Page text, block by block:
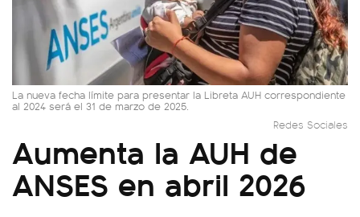
La nueva fecha límite para presentar la Libreta AUH correspondiente
al 2024 será el 31 de marzo de 2025.
Redes Sociales
Aumenta la AUH de
ANSES en abril 2026